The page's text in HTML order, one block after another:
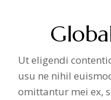
Ut eligendi
usu ne nihil
omittantur mei ex,